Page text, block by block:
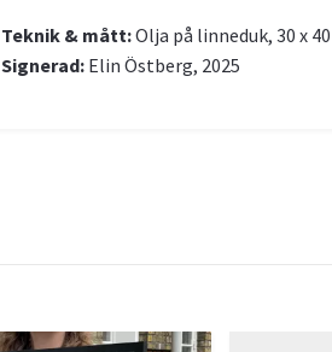
Teknik & mått:Olja på linneduk, 30 x
Signerad:Elin Östberg, 2025